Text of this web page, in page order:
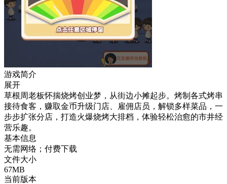
游戏简介
展开
草根周老板怀揣烧烤创业梦，从街边小摊起步。烤制各式烤串
接待食客，赚取金币升级门店、雇佣店员，解锁多样菜品，一
步步扩张分店，打造火爆烧烤大排档，体验轻松治愈的市井经
营乐趣。
基本信息
无需网络；付费下载
文件大小
67MB
当前版本